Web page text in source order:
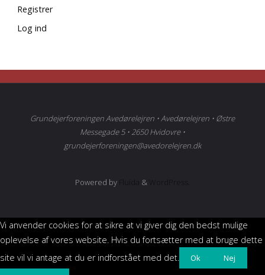
Registrer
Log ind
Grundejerforeningen Avedørelejren • Avedørelejren • Østre
Messegade 5 • 2650 Hvidovre •
grundejerforeningen@avedorelejren.dk
Powered by &
Vi anvender cookies for at sikre at vi giver dig den bedst mulige
oplevelse af vores website. Hvis du fortsætter med at bruge dette
site vil vi antage at du er indforstået med det.
Ok Nej